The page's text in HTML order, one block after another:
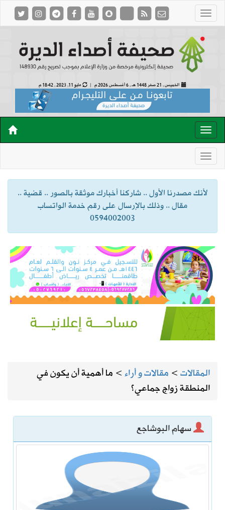
الخميس , 21 صفر 1448 هـ , 6 أغسطس 2026 م | مايو 11, 2023 , 18:42 م
لأنك مصدرنا الأول .. شاركنا أخبارك موثقة بالصور .. قضية ..
مقال .. وذلك بالإرسال على رقم خدمة الواتساب
0594002003
المقالات> مقالات و أراء> ما أهمية أن يكون في
المنطقة زواج جماعي؟
سهام البوشاجع